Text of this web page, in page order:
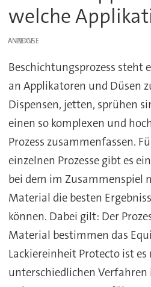
welche
ANZEIGE
Beschichtungsprozess steht
an Applikatoren und Düsen
Dispensen, jetten, sprühen
einen so komplexen und
Prozess zusammenfassen.
einzelnen Prozesse gibt es
bei dem im Zusammenspiel
Material die besten
können. Dabei gilt: Der
Material bestimmen das
Lackiereinheit Protecto ist
unterschiedlichen Verfahren